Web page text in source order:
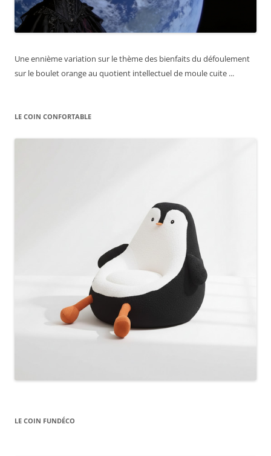
Une ennième variation sur le thème des bienfaits du défoulement
sur le boulet orange au quotient intellectuel de moule cuite ...
LE COIN CONFORTABLE
LE COIN FUNDÉCO